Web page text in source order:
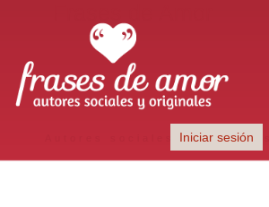
Autores sociales y originales
Iniciar sesión